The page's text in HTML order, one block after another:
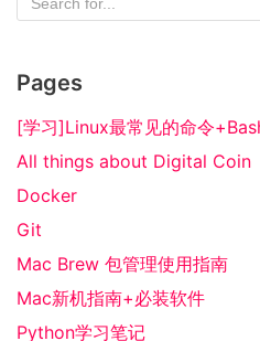
Pages
[学习]Linux最常见的命令
All things about Digital Coin
Docker
Git
Mac Brew 包管理使用指南
Mac新机指南+必装软件
Python学习笔记